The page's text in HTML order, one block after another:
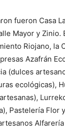
fueron Casa
Mayor y
Riojano, la
Azafrán
(dulces
ecológicas),
Pastelería Flor